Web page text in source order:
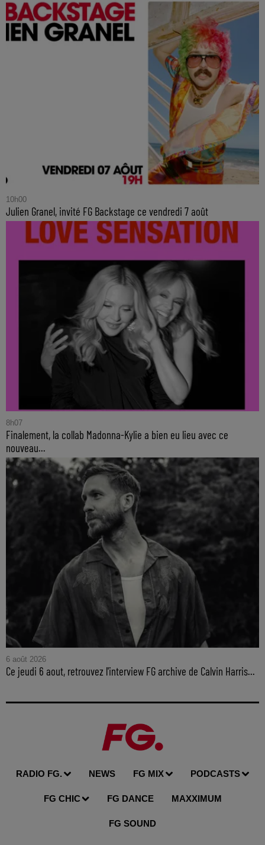
10h00
Julien Granel, invité FG Backstage ce vendredi 7 août
8h07
Finalement, la collab Madonna-Kylie a bien eu lieu avec ce
nouveau...
6 août 2026
Ce jeudi 6 aout, retrouvez l'interview FG archive de Calvin Harris...
RADIO FG. NEWS FG MIX PODCASTS
FG CHIC FG DANCE MAXXIMUM
FG SOUND